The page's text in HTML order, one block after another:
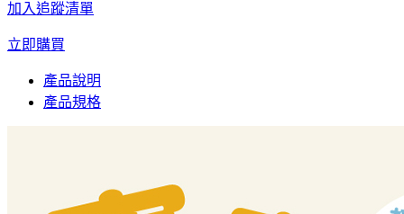
加入追蹤清單
立即購買
產品說明
產品規格